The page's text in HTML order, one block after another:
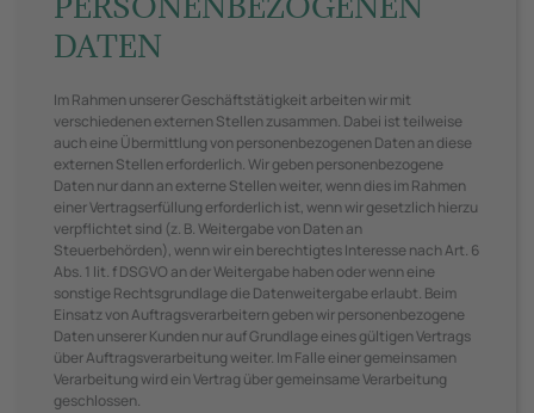
DATEN
Im Rahmen unserer Geschäftstätigkeit arbeiten wir mit
verschiedenen externen Stellen zusammen. Dabei ist teilweise
auch eine Übermittlung von personenbezogenen Daten an diese
externen Stellen erforderlich. Wir geben personenbezogene
Daten nur dann an externe Stellen weiter, wenn dies im Rahmen
einer Vertragserfüllung erforderlich ist, wenn wir gesetzlich hierzu
verpflichtet sind (z. B. Weitergabe von Daten an
Steuerbehörden), wenn wir ein berechtigtes Interesse nach Art. 6
Abs. 1 lit. f DSGVO an der Weitergabe haben oder wenn eine
sonstige Rechtsgrundlage die Datenweitergabe erlaubt. Beim
Einsatz von Auftragsverarbeitern geben wir personenbezogene
Daten unserer Kunden nur auf Grundlage eines gültigen Vertrags
über Auftragsverarbeitung weiter. Im Falle einer gemeinsamen
Verarbeitung wird ein Vertrag über gemeinsame Verarbeitung
geschlossen.